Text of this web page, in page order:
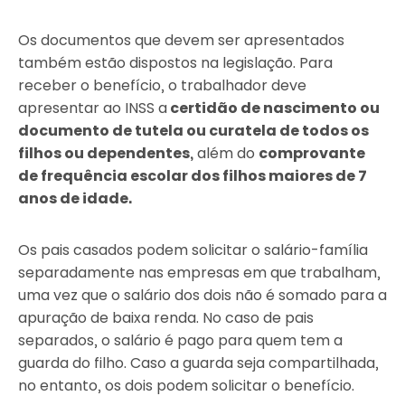
Os documentos que devem ser apresentados
também estão dispostos na legislação. Para
receber o benefício, o trabalhador deve
apresentar ao INSS acertidão de nascimento ou
documento de tutela ou curatela de todos os
filhos ou dependentes,além do comprovante
de frequência escolar dos filhos maiores de 7
anos de idade.
Os pais casados podem solicitar o salário-família
separadamente nas empresas em que trabalham,
uma vez que o salário dos dois não é somado para a
apuração de baixa renda. No caso de pais
separados, o salário é pago para quem tem a
guarda do filho. Caso a guarda seja compartilhada,
no entanto, os dois podem solicitar o benefício.